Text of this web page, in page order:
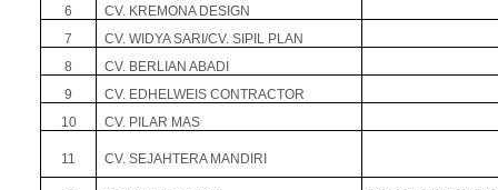
6
CV. KREMONA DESIGN
7
CV. WIDYA SARI/CV. SIPIL PLAN
8
CV. BERLIAN ABADI
9
CV. EDHELWEIS CONTRACTOR
10
CV. PILAR MAS
11 CV. SEJAHTERA MANDIRI